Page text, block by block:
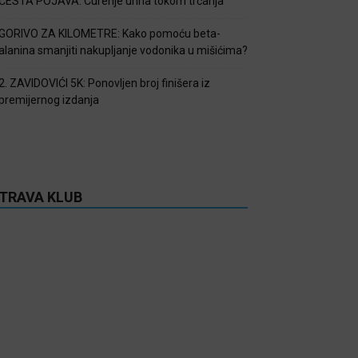
ZA KILOMETRE: Kako pomoću beta-
smanjiti nakupljanje vodonika u mišićima?
ZAVIDOVIĆI 5K: Ponovljen broj finišera iz
izdanja
KLUB